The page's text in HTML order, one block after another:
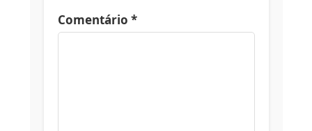
Comentário *